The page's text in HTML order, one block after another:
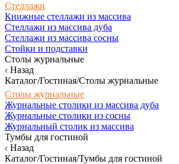
Стеллажи
Книжные стеллажи из массива
Стеллажи из массива дуба
Стеллажи из массива сосны
Стойки и подставки
Столы журнальные
Назад
Каталог/Гостиная/Столы журнальные
Столы журнальные
Журнальные столики из массива дуба
Журнальные столики из сосны
Журнальный столик из массива
Тумбы для гостиной
Назад
Каталог/Гостиная/Тумбы для гостиной